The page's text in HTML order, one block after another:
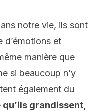
notre vie, ils sont
d’émotions et
manière que
si beaucoup n’y
également du
qu’ils grandissent,